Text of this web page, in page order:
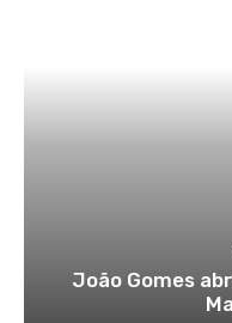
João Gomes